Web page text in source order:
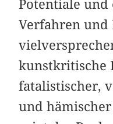
Potentiale
Verfahren und
kunstkritische
fatalistischer,
und